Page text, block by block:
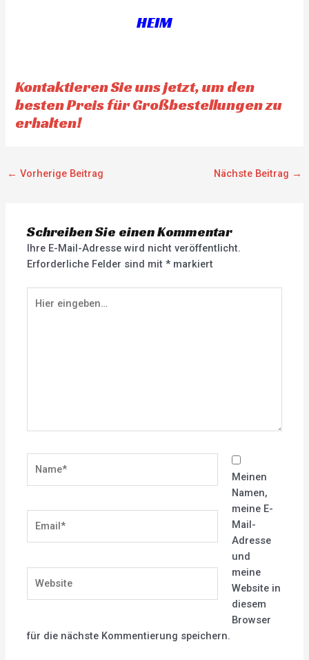
HEIM
Kontaktieren Sie uns jetzt, um den
besten Preis für Großbestellungen zu
erhalten!
← Vorherige Beitrag Nächste Beitrag →
Schreiben Sie einen Kommentar
Ihre E-Mail-Adresse wird nicht veröffentlicht.
Erforderliche Felder sind mit* markiert
eingeben…
Meinen
Namen,
meine E-
Mail-
Adresse
und
meine
Website in
diesem
Browser
für die nächste Kommentierung speichern.